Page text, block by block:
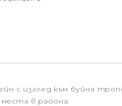
с изглед към буйна
в района.